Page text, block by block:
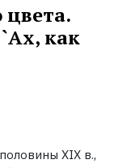
цвета.
как
XIX в.,